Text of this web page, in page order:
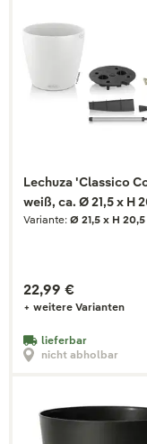
Lechuza 'Classico
weiß, ca. Ø 21,5 x H
Variante: Ø 21,5 x H
22,99 €
+ weitere Varianten
lieferbar
nicht abholbar